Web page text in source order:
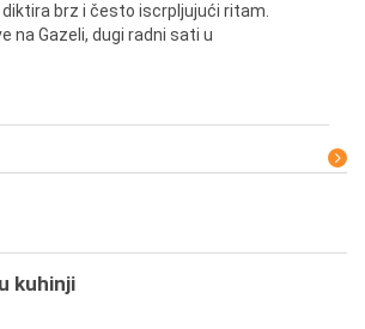
brz i često iscrpljujući ritam.
na Gazeli, dugi radni sati u
kuhinji